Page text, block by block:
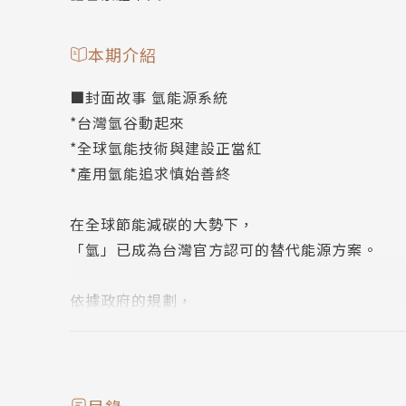
本期介紹
■封面故事 氫能源系統
*台灣氫谷動起來
*全球氫能技術與建設正當紅
*產用氫能追求慎始善終
在全球節能減碳的大勢下，
「氫」已成為台灣官方認可的替代能源方案。
依據政府的規劃，
這意味著，從現在起，氫能源系統的解決方案將
並陸續導入相關的應用領域之中，尤其是汽車、